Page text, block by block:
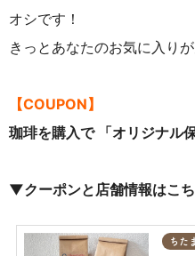
オシです！
きっとあなたのお気に入りが
【COUPON】
珈琲を購入で 「オリジナル
▼クーポンと店舗情報はこ
ちた